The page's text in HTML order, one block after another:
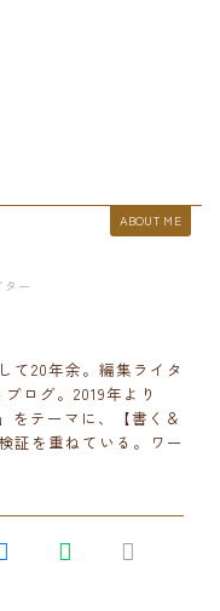
ABOUT ME
ター
て20年余。編集ライタ
ログ。2019年より
をテーマに、【書く＆
証を重ねている。ワー